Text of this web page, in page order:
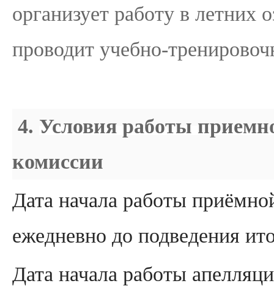
организует работу в летних
проводит учебно-
4. Условия работы
комиссии
Дата начала работы
ежедневно до подведения
Дата начала работы